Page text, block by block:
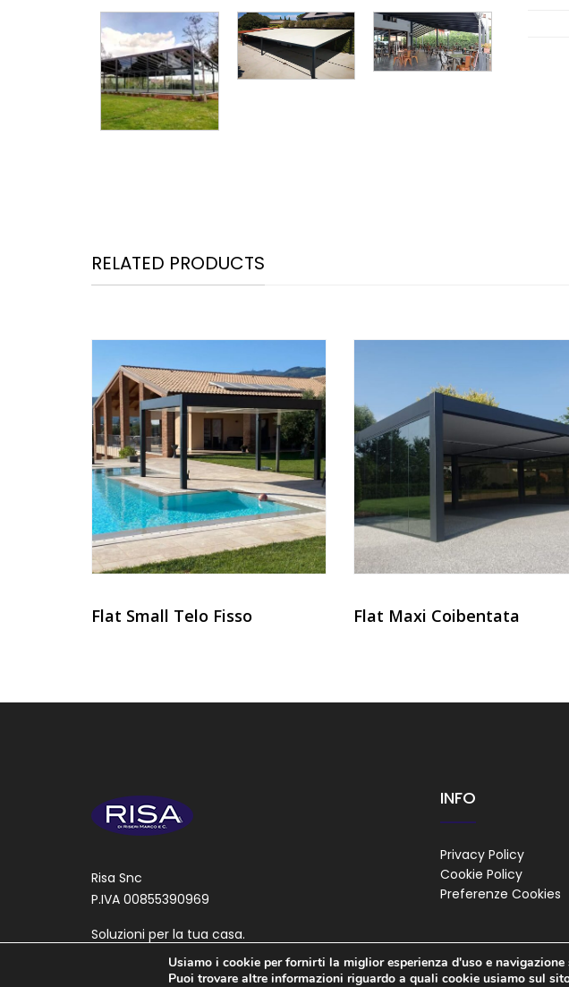
RELATED PRODUCTS
Flat Small Telo Fisso Flat Maxi Coibentata
Risa Snc
P.IVA 00855390969
Soluzioni per la tua casa.
INFO
Privacy Policy
Cookie Policy
Preferenze Cookies
Usiamo i cookie per fornirti la miglior esperienza d'uso e
Puoi trovare altre informazioni riguardo a quali cookie usiamo sul